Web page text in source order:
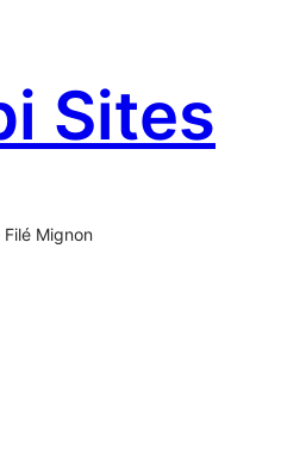
Sites
Mignon